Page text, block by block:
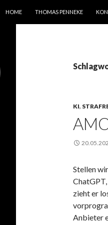
HOME
THOMAS PENNEKE
KI,
Stellen
zieht er
Anbieter